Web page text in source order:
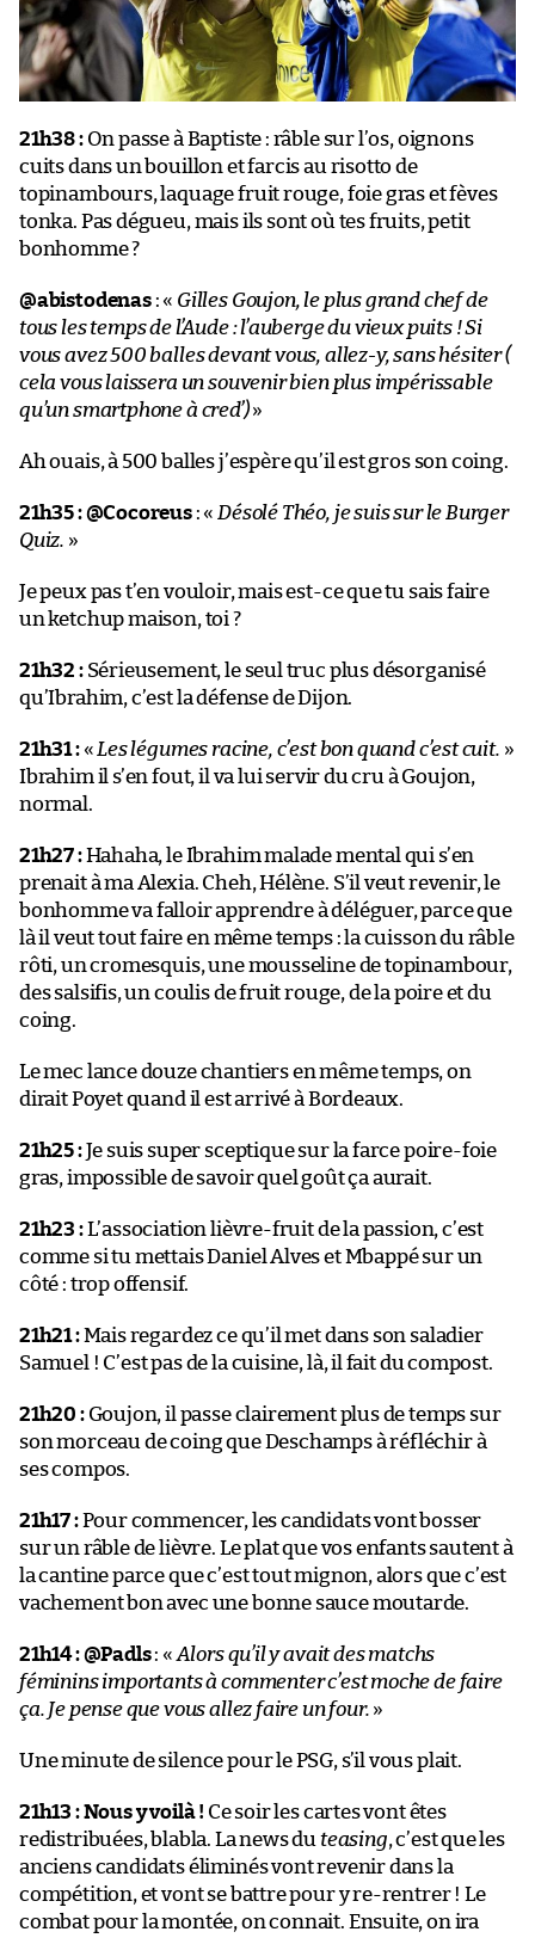
21h38 :On passe à Baptiste : râble sur l’os, oignons
cuits dans un bouillon et farcis au risotto de
topinambours, laquage fruit rouge, foie gras et fèves
tonka. Pas dégueu, mais ils sont où tes fruits, petit
bonhomme ?
@abistodenas: « Gilles Goujon, le plus grand chef de
tous les temps de l’Aude : l’auberge du vieux puits ! Si
vous avez 500 balles devant vous, allez-y, sans hésiter (
cela vous laissera un souvenir bien plus impérissable
qu’un smartphone à cred’)»
Ah ouais, à 500 balles j’espère qu’il est gros son coing.
21h35 :@Cocoreus: «Désolé Théo, je suis sur le Burger
Quiz. »
Je peux pas t’en vouloir, mais est-ce que tu sais faire
un ketchup maison, toi ?
21h32 : Sérieusement, le seul truc plus désorganisé
qu’Ibrahim, c’est la défense de Dijon.
21h31 :«Les légumes racine, c’est bon quand c’est cuit. »
Ibrahim il s’en fout, il va lui servir du cru à Goujon,
normal.
21h27 :Hahaha, le Ibrahim malade mental qui s’en
prenait à ma Alexia. Cheh, Hélène. S’il veut revenir, le
bonhomme va falloir apprendre à déléguer, parce que
là il veut tout faire en même temps : la cuisson du râble
rôti, un cromesquis, une mousseline de topinambour,
des salsifis, un coulis de fruit rouge, de la poire et du
coing.
Le mec lance douze chantiers en même temps, on
dirait Poyet quand il est arrivé à Bordeaux.
21h25 :Je suis super sceptique sur la farce poire-foie
gras, impossible de savoir quel goût ça aurait.
21h23 :L’association lièvre-fruit de la passion, c’est
comme si tu mettais Daniel Alves et Mbappé sur un
côté : trop offensif.
21h21 :Mais regardez ce qu’il met dans son saladier
Samuel ! C’est pas de la cuisine, là, il fait du compost.
21h20 :Goujon, il passe clairement plus de temps sur
son morceau de coing que Deschamps à réfléchir à
ses compos.
21h17 :Pour commencer, les candidats vont bosser
sur un râble de lièvre. Le plat que vos enfants sautent à
la cantine parce que c’est tout mignon, alors que c’est
vachement bon avec une bonne sauce moutarde.
21h14 :@Padls: «Alors qu’il y avait des matchs
féminins importants à commenter c’est moche de faire
ça. Je pense que vous allez faire un four. »
Une minute de silence pour le PSG, s’il vous plait.
21h13 :Nous y voilà ! Ce soir les cartes vont êtes
redistribuées, blabla. La news duteasing, c’est que les
anciens candidats éliminés vont revenir dans la
compétition, et vont se battre pour y re-rentrer ! Le
combat pour la montée, on connait. Ensuite, on ira